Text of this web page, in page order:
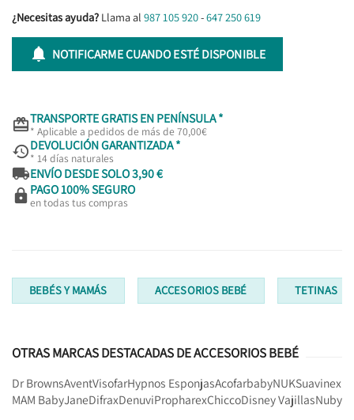
¿Necesitas ayuda? Llama al 987 105 920-647 250 619
 NOTIFICARME CUANDO ESTÉ DISPONIBLE
TRANSPORTE GRATIS EN PENÍNSULA *
* Aplicable a pedidos de más de 70,00€
DEVOLUCIÓN GARANTIZADA *
* 14 días naturales
ENVÍO DESDE SOLO 3,90 €
 PAGO 100% SEGURO
en todas tus compras
BEBÉS Y MAMÁS ACCESORIOS BEBÉ TETINAS
OTRAS MARCAS DESTACADAS DE ACCESORIOS BEBÉ
Dr BrownsAventVisofarHypnos EsponjasAcofarbabyNUKSuavinex
MAM BabyJaneDifraxDenuviPropharexChiccoDisney VajillasNuby